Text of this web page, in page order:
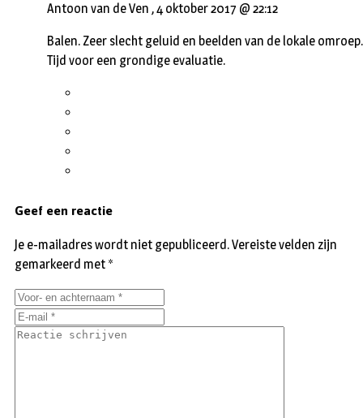
Antoon van de Ven ,4 oktober 2017 @ 22:12
Balen. Zeer slecht geluid en beelden van de lokale omroep.
Tijd voor een grondige evaluatie.
Geef een reactie
Je e-mailadres wordt niet gepubliceerd.Vereiste velden zijn
gemarkeerd met *